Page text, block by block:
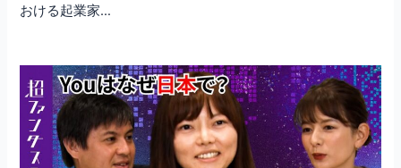
おける起業家…